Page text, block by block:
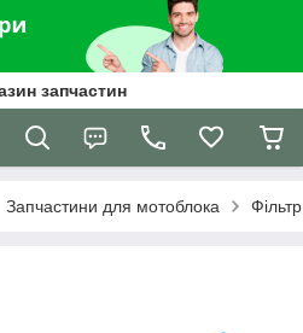
запчастин
Запчастини для мотоблока